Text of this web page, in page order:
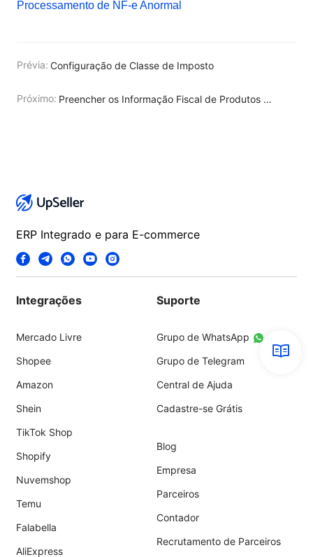
Processamento de NF-e Anormal
Prévia: Configuração de Classe de Imposto
Próximo: Preencher os Informação Fiscal de Produtos de Armazém para Emitir NF-e
ERP Integrado e para E-commerce
Integrações
Mercado Livre
Shopee
Amazon
Shein
TikTok Shop
Shopify
Nuvemshop
Temu
Falabella
AliExpress
Suporte
Grupo de WhatsApp
Grupo de Telegram
Central de Ajuda
Cadastre-se Grátis
Blog
Empresa
Parceiros
Contador
Recrutamento de Parceiros